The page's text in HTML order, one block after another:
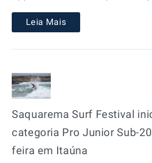
Leia Mais
Saquarema Surf Festival
categoria Pro Junior Sub-
feira em Itaúna